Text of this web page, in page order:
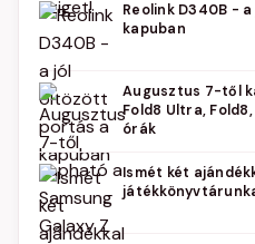
Reolink D340B -
kapuban
Augusztus 7-től
Fold8 Ultra,
órák
Ismét két